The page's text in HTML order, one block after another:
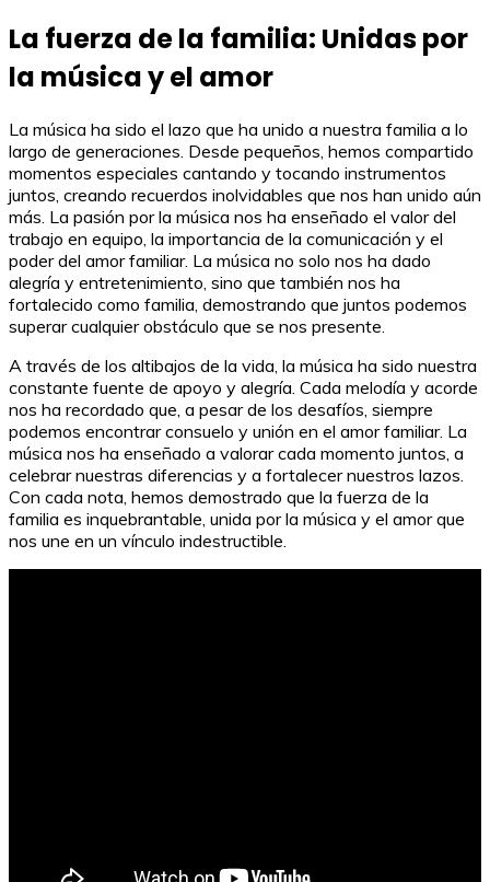
La fuerza de la familia: Unidas por
la música y el amor
La música ha sido el lazo que ha unido a nuestra familia a lo
largo de generaciones. Desde pequeños, hemos compartido
momentos especiales cantando y tocando instrumentos
juntos, creando recuerdos inolvidables que nos han unido aún
más. La pasión por la música nos ha enseñado el valor del
trabajo en equipo, la importancia de la comunicación y el
poder del amor familiar. La música no solo nos ha dado
alegría y entretenimiento, sino que también nos ha
fortalecido como familia, demostrando que juntos podemos
superar cualquier obstáculo que se nos presente.
A través de los altibajos de la vida, la música ha sido nuestra
constante fuente de apoyo y alegría. Cada melodía y acorde
nos ha recordado que, a pesar de los desafíos, siempre
podemos encontrar consuelo y unión en el amor familiar. La
música nos ha enseñado a valorar cada momento juntos, a
celebrar nuestras diferencias y a fortalecer nuestros lazos.
Con cada nota, hemos demostrado que la fuerza de la
familia es inquebrantable, unida por la música y el amor que
nos une en un vínculo indestructible.